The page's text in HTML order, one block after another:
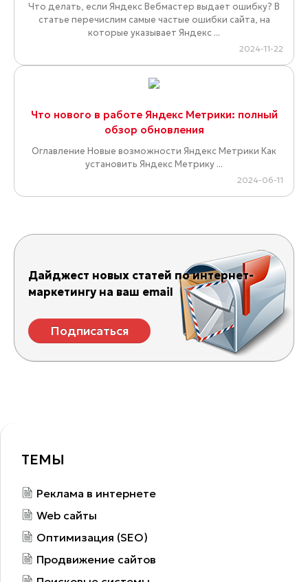
Что делать, если Яндекс Вебмастер выдает ошибку? В
статье перечислим самые частые ошибки сайта, на
которые указывает Яндекс ...
2024-11-22
Что нового в работе Яндекс Метрики: полный
обзор обновления
Оглавление Новые возможности Яндекс Метрики Как
установить Яндекс Метрику ...
2024-06-11
Дайджест новых статей по интернет-
маркетингу на ваш email
Подписаться
ТЕМЫ
Реклама в интернете
Web сайты
Оптимизация (SEO)
Продвижение сайтов